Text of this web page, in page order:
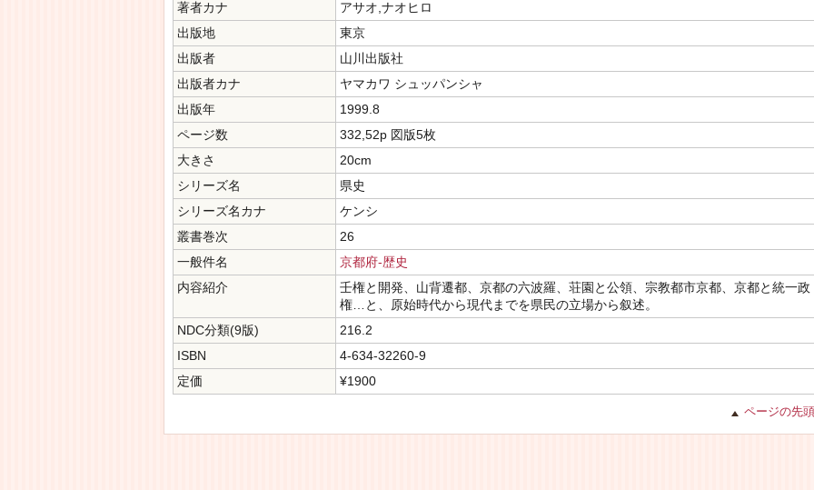
著者カナ
アサオ,ナオヒロ
出版地
東京
出版者
山川出版社
出版者カナ
ヤマカワ シュッパンシャ
出版年
1999.8
ページ数
332,52p 図版5枚
大きさ
20cm
シリーズ名
県史
シリーズ名カナ
ケンシ
叢書巻次
26
一般件名
京都府-歴史
内容紹介
壬権と開発、山背遷都、京都の六波羅、荘園と公領、宗教都市京都、京都と統一政
権…と、原始時代から現代までを県民の立場から叙述。
NDC分類(9版)
216.2
ISBN
4-634-32260-9
定価
¥1900
ページの先